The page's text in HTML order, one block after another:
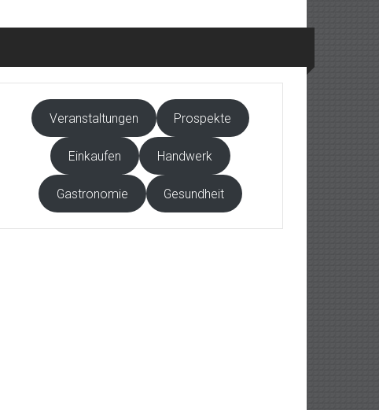
Veranstaltungen Prospekte
Einkaufen Handwerk
Gastronomie Gesundheit